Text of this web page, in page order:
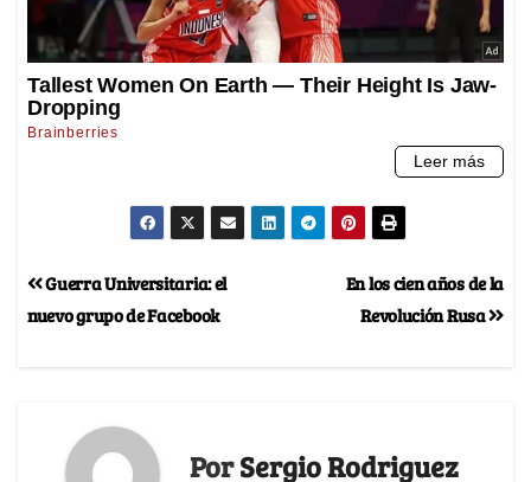
En los cien años de la
Revolución Rusa
Guerra Universitaria: el
nuevo grupo de Facebook
PorSergio Rodriguez